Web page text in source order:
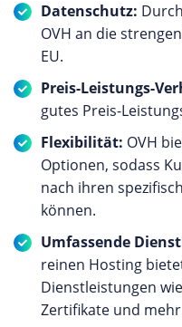
eine einfache
Teammitglieder
Flexible
Alfahosting
Vertragslaufzeiten
Möglichkeit,
möglichst flexibel zu
Verträge einen Teil
einzusparen. Der
Kundenorientierung
Wert auf den
kompetenten
06:00 bis 24:00 Uhr
Datenschutz:
OVH an die
EU.
Preis-Leistungs-
gutes Preis-
Flexibilität: OVH
Optionen, sodass
nach ihren
können.
Umfassende
reinen Hosting
Dienstleistungen
Zertifikate und